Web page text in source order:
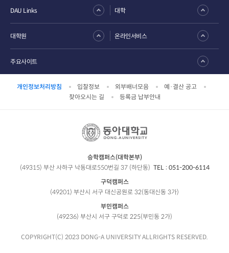
개인정보처리방침 입찰정보 외부배너모음
예·결산 공고
찾아오시는 길
등록금 납부안내
DAU Links 대학
대학원 온라인서비스
주요사이트
승학캠퍼스(대학본부)
(49315) 부산 사하구 낙동대로550번길 37 (하단동) TEL : 051-200-6114
구덕캠퍼스
(49201) 부산시 서구 대신공원로 32(동대신동 3가)
부민캠퍼스
(49236) 부산시 서구 구덕로 225(부민동 2가)
COPYRIGHT(C) 2023 DONG-A UNIVERSITY ALLRIGHTS RESERVED.